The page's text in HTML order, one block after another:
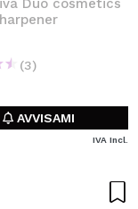
Duo cosmetics
(3)
AVVISAMI
IVA Incl.